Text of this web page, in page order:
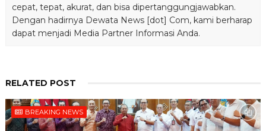
cepat, tepat, akurat, dan bisa dipertanggungjawabkan.
Dengan hadirnya Dewata News [dot] Com, kami berharap
dapat menjadi Media Partner Informasi Anda.
RELATED POST
BREAKING NEWS